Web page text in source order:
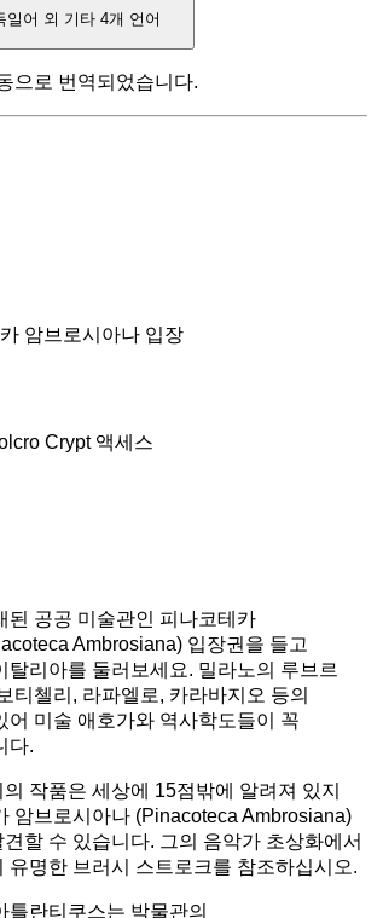
일어 외 기타 4개 언어
으로 번역되었습니다.
암브로시아나 입장
Crypt 액세스
된 공공 미술관인 피나코테카
Ambrosiana) 입장권을 들고
탈리아를 둘러보세요. 밀라노의 루브르
티첼리, 라파엘로, 카라바지오 등의
어 미술 애호가와 역사학도들이 꼭
다.
작품은 세상에 15점밖에 알려져 있지
암브로시아나 (Pinacoteca Ambrosiana)
할 수 있습니다. 그의 음악가 초상화에서
유명한 브러시 스트로크를 참조하십시오.
틀란티쿠스는 박물관의